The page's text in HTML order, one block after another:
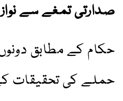
صدارتی تمغے سے
حملے کی تحقیقات